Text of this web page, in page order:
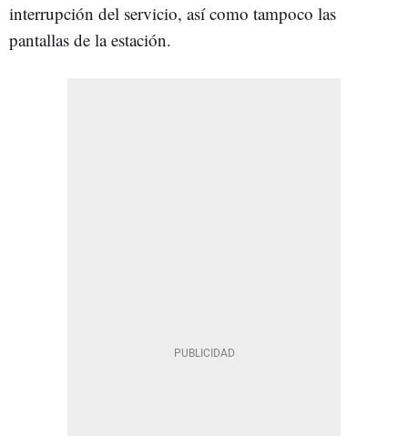
interrupción del servicio, así como tampoco las
pantallas de la estación.